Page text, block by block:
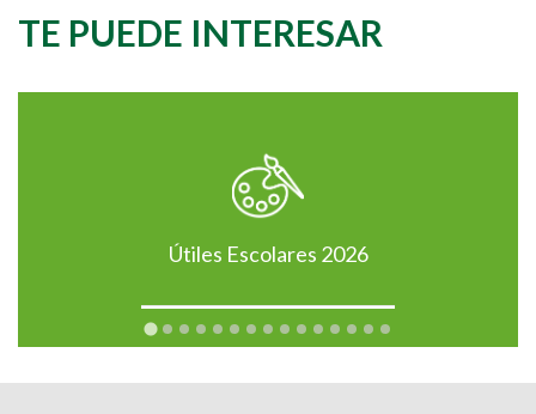
TE PUEDE INTERESAR
Útiles Escolares 2026